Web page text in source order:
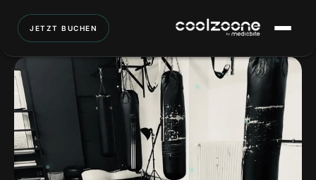
JETZT BUCHEN